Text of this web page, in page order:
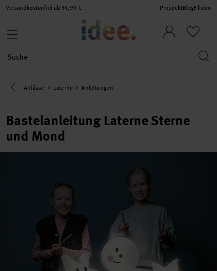
Versandkostenfrei ab 34,99 € ProspektBlogFilialen
Eine Kategorie zurück navigieren
Anlässe Laterne Anleitungen
Bastelanleitung Laterne Sterne
und Mond